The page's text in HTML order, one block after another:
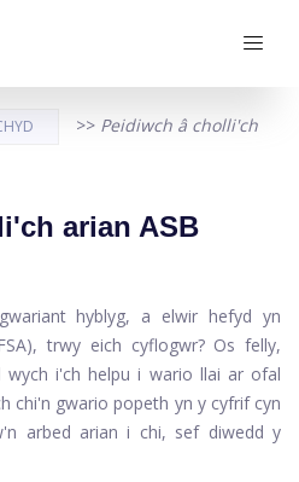
>> Peidiwch â cholli'ch
arian ASB
hyblyg, a elwir hefyd yn
trwy eich cyflogwr? Os felly,
i'ch helpu i wario llai ar ofal
chi'n gwario popeth yn y cyfrif cyn
arbed arian i chi, sef diwedd y